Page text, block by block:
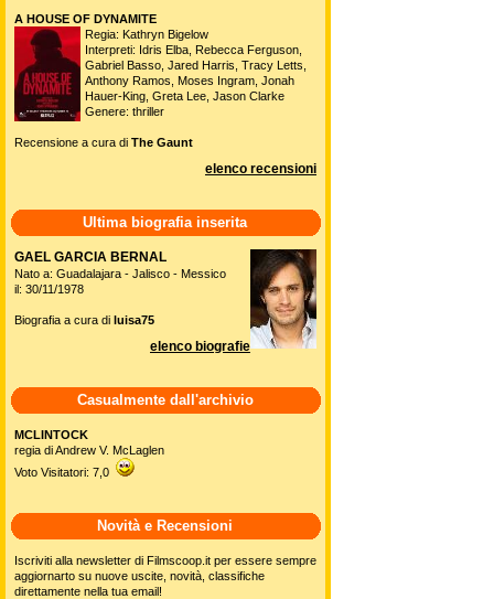
A HOUSE OF DYNAMITE
Regia: Kathryn Bigelow
Interpreti: Idris Elba, Rebecca Ferguson,
Gabriel Basso, Jared Harris, Tracy Letts,
Anthony Ramos, Moses Ingram, Jonah
Hauer-King, Greta Lee, Jason Clarke
Genere: thriller
Recensione a cura di The Gaunt
elenco recensioni
Ultima biografia inserita
GAEL GARCIA BERNAL
Nato a: Guadalajara - Jalisco - Messico
il: 30/11/1978
Biografia a cura di luisa75
elenco biografie
Casualmente dall'archivio
MCLINTOCK
regia di Andrew V. McLaglen
Voto Visitatori: 7,0
Novità e Recensioni
Iscriviti alla newsletter di Filmscoop.it per essere sempre
aggiornarto su nuove uscite, novità, classifiche
direttamente nella tua email!